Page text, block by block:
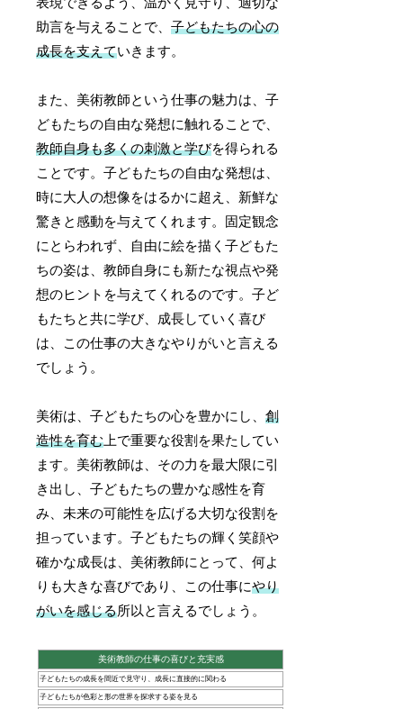
助言を与えることで、子どもたちの心の
成長を支えていきます。
また、美術教師という仕事の魅力は、子
どもたちの自由な発想に触れることで、
教師自身も多くの刺激と学びを得られる
ことです。子どもたちの自由な発想は、
時に大人の想像をはるかに超え、新鮮な
驚きと感動を与えてくれます。固定観念
にとらわれず、自由に絵を描く子どもた
ちの姿は、教師自身にも新たな視点や発
想のヒントを与えてくれるのです。子ど
もたちと共に学び、成長していく喜び
は、この仕事の大きなやりがいと言える
でしょう。
美術は、子どもたちの心を豊かにし、創
造性を育む 上で重要な役割を果たしてい
ます。美術教師は、その力を最大限に引
き出し、子どもたちの豊かな感性を育
み、未来の可能性を広げる大切な役割を
担っています。子どもたちの輝く笑顔や
確かな成長は、美術教師にとって、何よ
りも大きな喜びであり、この仕事にやり
がいを感じる所以と言えるでしょう。
美術教師の仕事の喜びと充実感
子どもたちの成長を間近で見守り、成長に直接的に関わる
子どもたちが色彩と形の世界を探求する姿を見る